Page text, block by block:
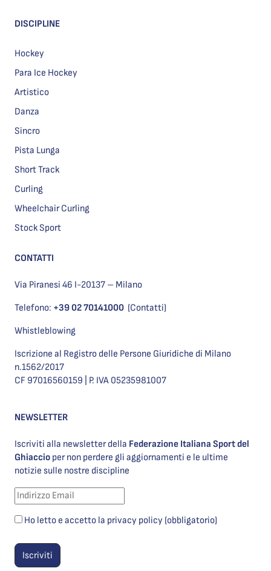
DISCIPLINE
Hockey
Para Ice Hockey
Artistico
Danza
Sincro
Pista Lunga
Short Track
Curling
Wheelchair Curling
Stock Sport
CONTATTI
Via Piranesi 46 I-20137 – Milano
Telefono: +39 02 70141000 (Contatti)
Whistleblowing
Iscrizione al Registro delle Persone Giuridiche di Milano
n.1562/2017
CF 97016560159 | P. IVA 05235981007
NEWSLETTER
Iscriviti alla newsletter della Federazione Italiana Sport del
Ghiaccio per non perdere gli aggiornamenti e le ultime
notizie sulle nostre discipline
Ho letto e accetto la privacy policy (obbligatorio)